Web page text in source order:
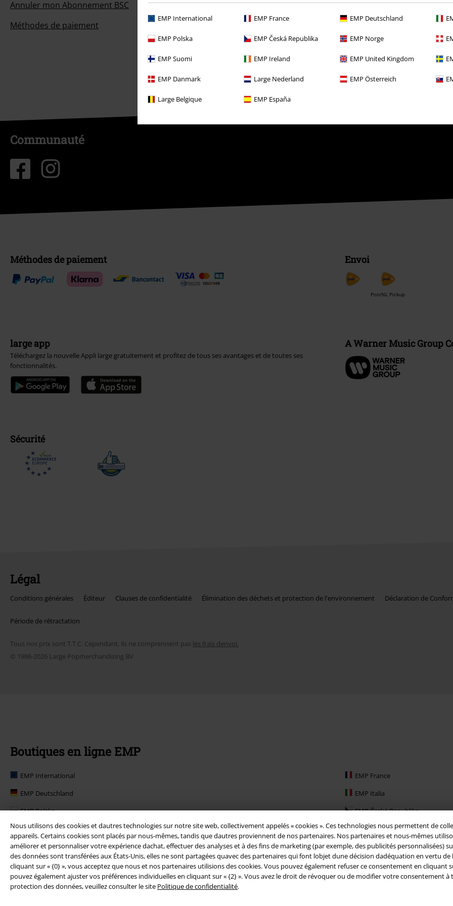
EMP International EMP France EMP Deutschland
EMP Polska EMP Česká Republika EMP Norge
EMP Suomi EMP Ireland EMP United Kingdom
EMP Danmark Large Nederland EMP Österreich
Large Belgique EMP España
Nous utilisons des cookies et dautres technologies sur notre site web, collectivement appelés « cookies ». Ces technologies nous permettent de
appareils. Certains cookies sont placés par nous-mêmes, tandis que dautres proviennent de nos partenaires. Nos partenaires et nous-mêmes
améliorer et personnaliser votre expérience dachat, effectuer des analyses et à des fins de marketing (par exemple, des publicités personnalisées)
des données sont transférées aux États-Unis, elles ne sont partagées quavec des partenaires qui font lobjet dune décision dadéquation en vertu
cliquant sur « {0} », vous acceptez que nous et nos partenaires utilisions des cookies. Vous pouvez également refuser ce consentement en cliquant
pouvez également ajuster vos préférences individuelles en cliquant sur « {2} ». Vous avez le droit de révoquer ou de modifier votre consentement
protection des données, veuillez consulter le site Politique de confidentialité.
Annuler mon Abonnement BSC
Méthodes de paiement
Communauté
Méthodes de paiement Envoi
PostNL Pickup
large app
Téléchargez la nouvelle Appli large gratuitement et profitez de tous ses avantages et de toutes ses
fonctionnalités.
A Warner Music Group
Sécurité
Légal
Conditions générales Éditeur Clauses de confidentialité Élimination des déchets et protection de l'environnement Déclaration de
Période de rétractation
Tous nos prix sont T.T.C. Cependant, ils ne comprennent pas les frais denvoi.
© 1986-2026 Large Popmerchandising BV
Boutiques en ligne EMP
EMP International
EMP France
EMP Deutschland
EMP Italia
EMP Polska
EMP Česká Republika
EMP Norge
EMP Schweiz
EMP Suomi
EMP Ireland
EMP United Kingdom
EMP Sverige
EMP Danmark
Large Nederland